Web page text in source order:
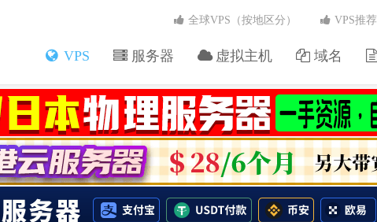
VPS 服务器 虚拟主机 域名
全球VPS（按地区分） VPS推荐